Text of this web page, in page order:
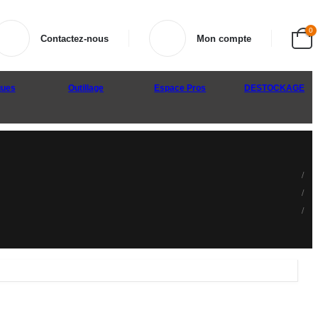
Contactez-nous Mon compte
0
Outillage Espace Pros DESTOCKAGE